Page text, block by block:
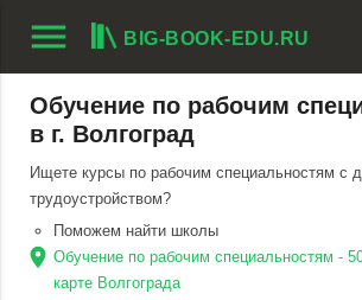
menu BIG-BOOK-EDU.RU
Обучение по рабочим
в г. Волгоград
Ищете курсы по рабочим специальностям с
трудоустройством?
Поможем найти школы
location_on Обучение по рабочим специальностям -
карте Волгограда